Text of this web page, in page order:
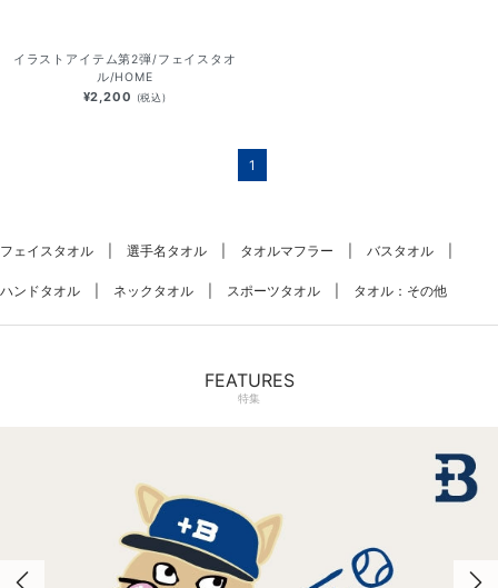
イラストアイテム第2弾/フェイスタオ
ル/HOME
¥2,200 (税込)
1
フェイスタオル 選手名タオル タオルマフラー バスタオル
ハンドタオル ネックタオル スポーツタオル タオル：その他
FEATURES
特集